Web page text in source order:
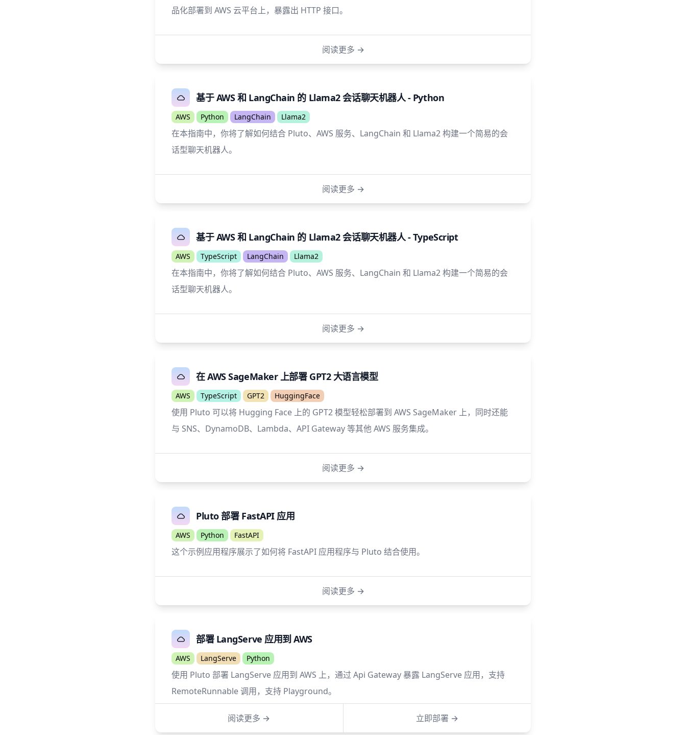
品化部署到 AWS 云平台上，暴露出 HTTP 接口。
阅读更多 →
基于 AWS 和 LangChain 的 Llama2 会话聊天机器人 - Python
AWS Python LangChain Llama2
在本指南中，你将了解如何结合 Pluto、AWS 服务、LangChain 和 Llama2 构建一个简易的会
话型聊天机器人。
阅读更多 →
基于 AWS 和 LangChain 的 Llama2 会话聊天机器人 - TypeScript
AWS TypeScript LangChain Llama2
在本指南中，你将了解如何结合 Pluto、AWS 服务、LangChain 和 Llama2 构建一个简易的会
话型聊天机器人。
阅读更多 →
在 AWS SageMaker 上部署 GPT2 大语言模型
AWS TypeScript GPT2 HuggingFace
使用 Pluto 可以将 Hugging Face 上的 GPT2 模型轻松部署到 AWS SageMaker 上，同时还能
与 SNS、DynamoDB、Lambda、API Gateway 等其他 AWS 服务集成。
阅读更多 →
Pluto 部署 FastAPI 应用
AWS Python FastAPI
这个示例应用程序展示了如何将 FastAPI 应用程序与 Pluto 结合使用。
阅读更多 →
部署 LangServe 应用到 AWS
AWS LangServe Python
使用 Pluto 部署 LangServe 应用到 AWS 上，通过 Api Gateway 暴露 LangServe 应用，支持
RemoteRunnable 调用，支持 Playground。
阅读更多 → 立即部署 →